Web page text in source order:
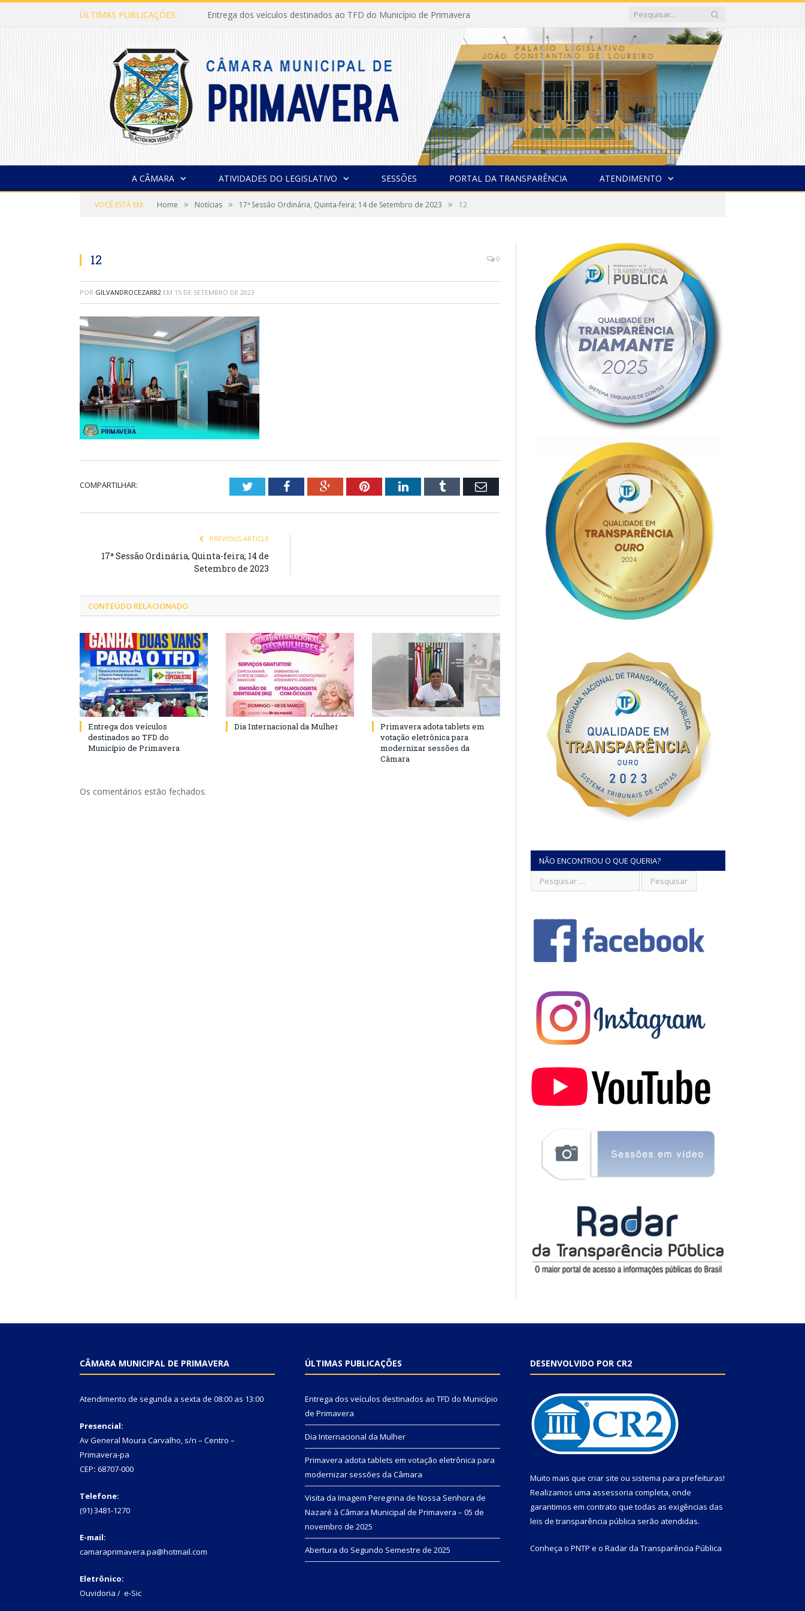
ÚLTIMAS PUBLICAÇÕES: Entrega dos veículos destinados ao TFD do Município de Primavera
A CÂMARA ATIVIDADES DO LEGISLATIVO SESSÕES PORTAL DA TRANSPARÊNCIA ATENDIMENTO
VOCÊ ESTÁ EM: Home » Notícias » 17ª Sessão Ordinária, Quinta-feira; 14 de Setembro de 2023 » 12
12 0
POR GILVANDROCEZAR82 EM 15 DE SETEMBRO DE 2023
COMPARTILHAR: TwitterFacebookGoogle+PinterestLinkedInTumblr Email
PREVIOUS ARTICLE
17ª Sessão Ordinária, Quinta-feira; 14 de
Setembro de 2023
CONTEÚDO RELACIONADO
Entrega dos veículos
destinados ao TFD do
Município de Primavera
Dia Internacional da Mulher
Primavera adota tablets em
votação eletrônica para
modernizar sessões da
Câmara
Os comentários estão fechados.
NÃO ENCONTROU O QUE QUERIA?
CÂMARA MUNICIPAL DE PRIMAVERA
Atendimento de segunda a sexta de 08:00 as 13:00
Presencial:
Av General Moura Carvalho, s/n – Centro –
Primavera-pa
CEP: 68707-000
Telefone:
(91) 3481-1270
E-mail:
camaraprimavera.pa@hotmail.com
Eletrônico:
Ouvidoria / e-Sic
ÚLTIMAS PUBLICAÇÕES
Entrega dos veículos destinados ao TFD do Município
de Primavera
Dia Internacional da Mulher
Primavera adota tablets em votação eletrônica para
modernizar sessões da Câmara
Visita da Imagem Peregrina de Nossa Senhora de
Nazaré à Câmara Municipal de Primavera – 05 de
novembro de 2025
Abertura do Segundo Semestre de 2025
DESENVOLVIDO POR CR2
Muito mais que criar site ou sistema para prefeituras!
Realizamos uma assessoria completa, onde
garantimos em contrato que todas as exigências das
leis de transparência pública serão atendidas.
Conheça o PNTP e o Radar da Transparência Pública